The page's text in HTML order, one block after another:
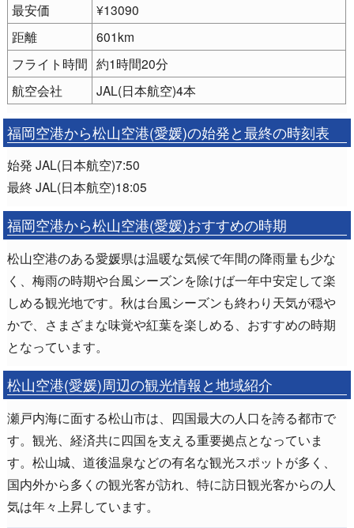
最安価
¥13090
距離
601km
フライト時間 約1時間20分
航空会社
JAL(日本航空)4本
福岡空港から松山空港(愛媛)の始発と最終の時刻表
始発 JAL(日本航空)7:50
最終 JAL(日本航空)18:05
福岡空港から松山空港(愛媛)おすすめの時期
松山空港のある愛媛県は温暖な気候で年間の降雨量も少な
く、梅雨の時期や台風シーズンを除けば一年中安定して楽
しめる観光地です。秋は台風シーズンも終わり天気が穏や
かで、さまざまな味覚や紅葉を楽しめる、おすすめの時期
となっています。
松山空港(愛媛)周辺の観光情報と地域紹介
瀬戸内海に面する松山市は、四国最大の人口を誇る都市で
す。観光、経済共に四国を支える重要拠点となっていま
す。松山城、道後温泉などの有名な観光スポットが多く、
国内外から多くの観光客が訪れ、特に訪日観光客からの人
気は年々上昇しています。